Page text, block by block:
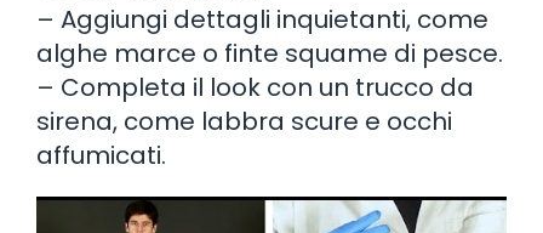
– Aggiungi dettagli inquietanti, come
alghe marce o finte squame di pesce.
– Completa il look con un trucco da
sirena, come labbra scure e occhi
affumicati.